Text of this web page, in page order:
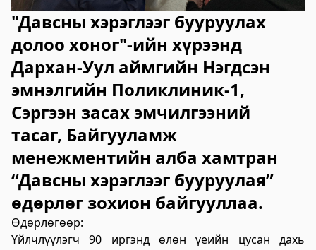
Дэлгэрэнгүй
Өвөрхангай аймгийн цагдаагийн газар
2023-06-06 14:46:41
Дэлгэрэнгүй
Булган аймгийн Засаг Даргын Тамгын
газар
2023-06-06 14:41:13
Дорноговь аймаг дахь Төрийн цахим
үйлчилгээний "ХУРДАН" төв
2023-06-06 13:37:31
"Давсны хэрэглээг бууруулах
долоо хоног"-ийн хүрээнд
Дархан-Уул аймгийн Нэгдсэн
эмнэлгийн Поликлиник-1,
Сэргээн засах эмчилгээний
тасаг, Байгууламж
менежментийн алба хамтран
“Давсны хэрэглээг бууруулая”
өдөрлөг зохион байгууллаа.
Өдөрлөгөөр:
Үйлчлүүлэгч 90 иргэнд өлөн үеийн цусан дахь